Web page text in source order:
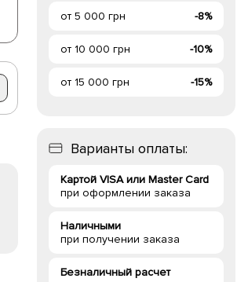
от 5 000 грн -8%
от 10 000 грн -10%
от 15 000 грн -15%
Варианты оплаты:
Картой VISA или Master Card
при оформлении заказа
Наличными
при получении заказа
Безналичный расчет